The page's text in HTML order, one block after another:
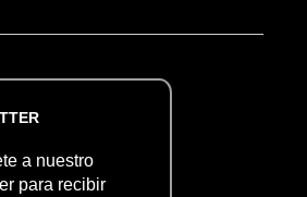
a nuestro
para recibir